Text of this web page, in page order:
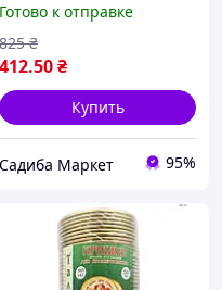
для заготовок и хранения
продуктов
Готово к отправке
412.50₴
825 ₴
Купить
Садиба Маркет 95%